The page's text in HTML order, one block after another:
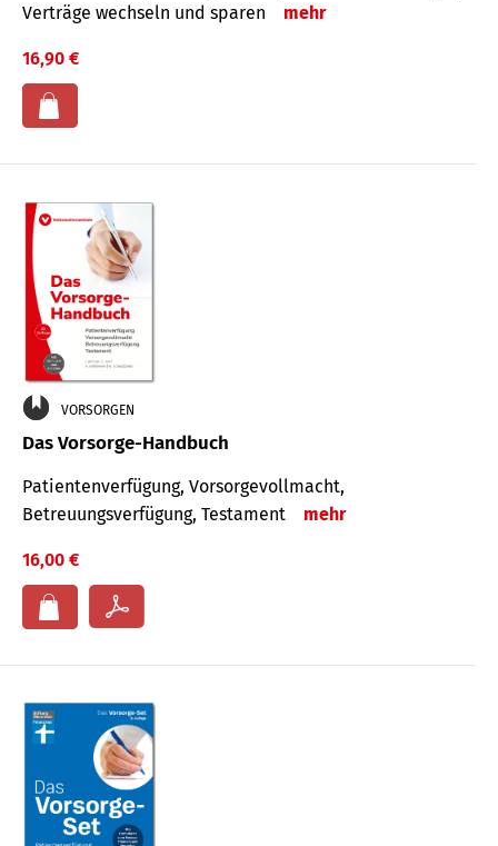
Verträge wechseln und sparen
mehr
16,90 €
VORSORGEN
Das Vorsorge-Handbuch
Patientenverfügung, Vorsorgevollmacht,
Betreuungsverfügung, Testament
mehr
16,00 €